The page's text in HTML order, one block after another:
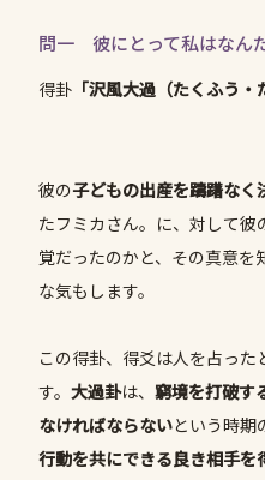
問一 彼にとって私はなん
得卦 「沢風大過（たくふう・
彼の子どもの出産を躊躇なく
たフミカさん。に、対して
覚だったのかと、その真意を
な気もします。
この得卦、得爻は人を占っ
す。 大過卦は、 窮境を打破す
なければならないという時期
行動を共にできる良き相手を